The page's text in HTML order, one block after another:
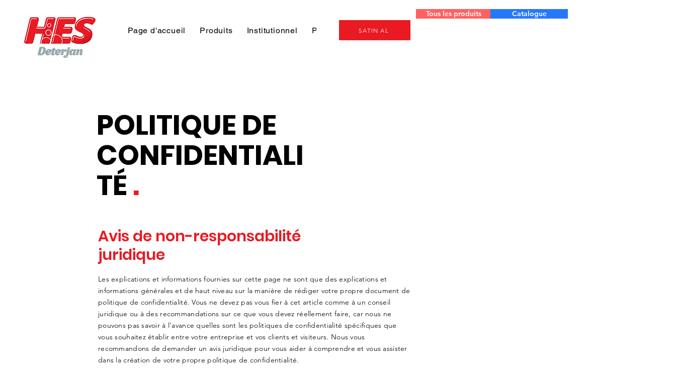
Page d'accueil Produits Institutionnel Projeler Genel
SATIN AL
Tous les produits Catalogue
POLITIQUE DE
CONFIDENTIALI
TÉ.
Avis de non-responsabilité
juridique
Les explications et informations fournies sur cette page ne sont que des explications et
informations générales et de haut niveau sur la manière de rédiger votre propre document de
politique de confidentialité. Vous ne devez pas vous fier à cet article comme à un conseil
juridique ou à des recommandations sur ce que vous devez réellement faire, car nous ne
pouvons pas savoir à l’avance quelles sont les politiques de confidentialité spécifiques que
vous souhaitez établir entre votre entreprise et vos clients et visiteurs. Nous vous
recommandons de demander un avis juridique pour vous aider à comprendre et vous assister
dans la création de votre propre politique de confidentialité.